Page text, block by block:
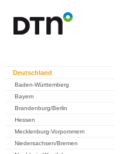
Deutschland
Baden-Württemberg
Bayern
Brandenburg/Berlin
Hessen
Mecklenburg-Vorpommern
Niedersachsen/Bremen